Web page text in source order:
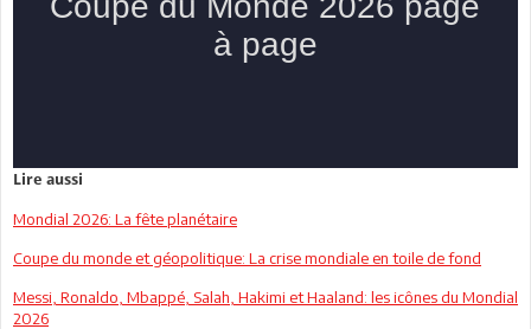
Lire aussi
Mondial 2026: La fête planétaire
Coupe du monde et géopolitique: La crise mondiale en toile de fond
Messi, Ronaldo, Mbappé, Salah, Hakimi et Haaland: les icônes du Mondial
2026